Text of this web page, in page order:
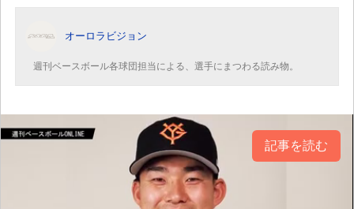
オーロラビジョン
週刊ベースボール各球団担当による、選手にまつわる読み物。
記事を読む